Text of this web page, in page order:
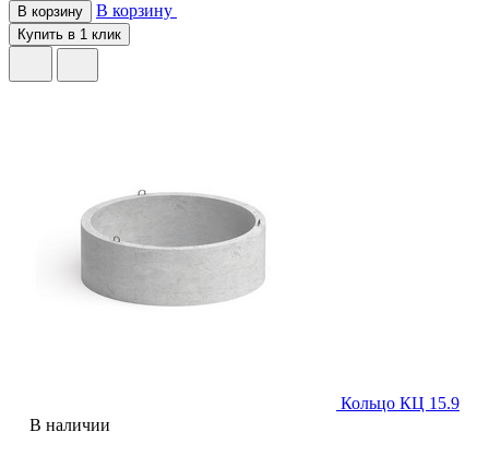
В корзину
В корзину
Купить в 1 клик
Кольцо КЦ 15.9
В наличии